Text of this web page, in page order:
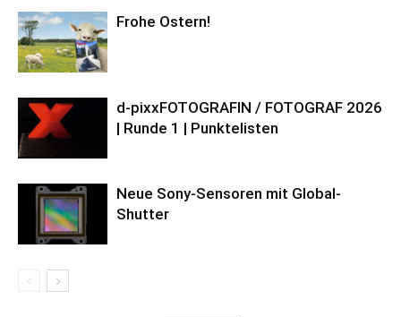
Frohe Ostern!
d-pixxFOTOGRAFIN / FOTOGRAF 2026
| Runde 1 | Punktelisten
Neue Sony-Sensoren mit Global-
Shutter